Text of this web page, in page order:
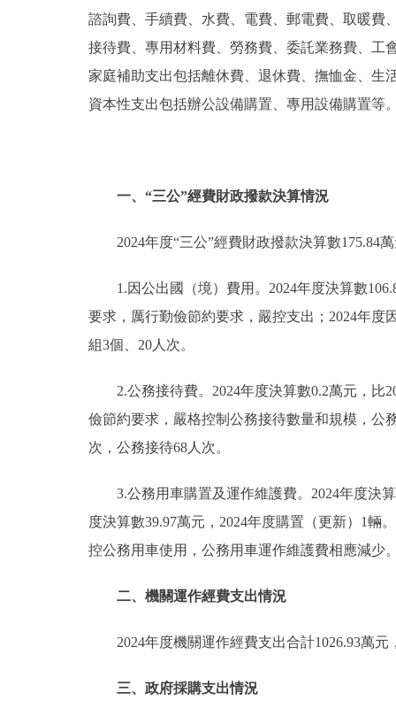
諮詢費、手續費、水費、電費、郵電費、取暖費
接待費、專用材料費、勞務費、委託業務費、工
家庭補助支出包括離休費、退休費、撫恤金、生
資本性支出包括辦公設備購置、專用設備購置等
一、“三公”經費財政撥款決算情況
2024年度“三公”經費財政撥款決算數175.84
1.因公出國（境）費用。2024年度決算數
要求，厲行勤儉節約要求，嚴控支出；2024年度
組3個、20人次。
2.公務接待費。2024年度決算數0.2萬元，比
儉節約要求，嚴格控制公務接待數量和規模，公
次，公務接待68人次。
3.公務用車購置及運作維護費。2024年度決
度決算數39.97萬元，2024年度購置（更新）1輛
控公務用車使用，公務用車運作維護費相應減少
二、機關運作經費支出情況
2024年度機關運作經費支出合計1026.93萬
三、政府採購支出情況